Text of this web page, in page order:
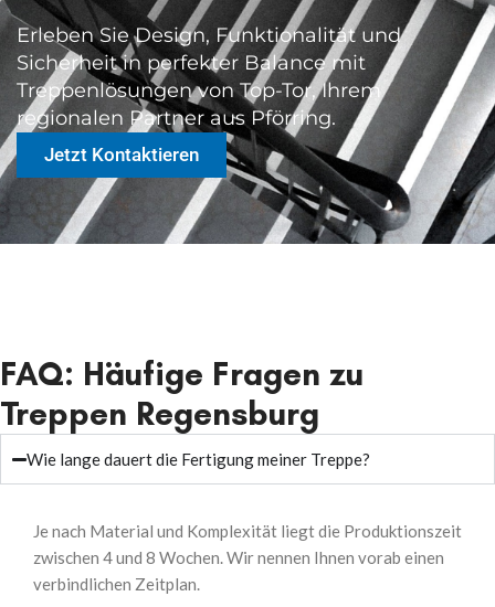
Erleben Sie Design, Funktionalität und
Sicherheit in perfekter Balance mit
Treppenlösungen von Top-Tor, Ihrem
regionalen Partner aus Pförring.
Jetzt Kontaktieren
FAQ: Häufige Fragen zu
Treppen Regensburg
Wie lange dauert die Fertigung meiner Treppe?
Je nach Material und Komplexität liegt die Produktionszeit
zwischen 4 und 8 Wochen. Wir nennen Ihnen vorab einen
verbindlichen Zeitplan.